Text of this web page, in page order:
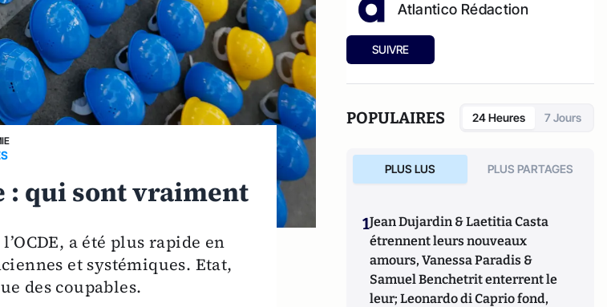
: qui sont vraiment
a été plus rapide en
et systémiques. Etat,
des coupables.
Atlantico Rédaction
SUIVRE
POPULAIRES 24 Heures 7 Jours
PLUS LUS PLUS PARTAGES
1Jean Dujardin & Laetitia Casta
étrennent leurs nouveaux
amours, Vanessa Paradis &
Samuel Benchetrit enterrent le
leur; Leonardo di Caprio fond,